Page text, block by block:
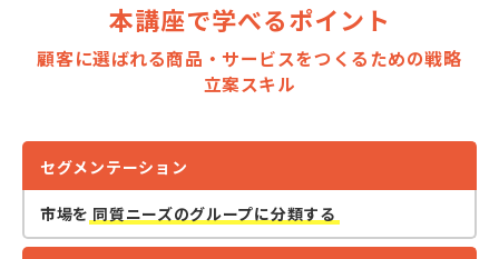
本講座で学べるポイント
顧客に選ばれる商品・サービスをつくるための戦略
立案スキル
セグメンテーション
市場を 同質ニーズのグループに分類する